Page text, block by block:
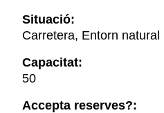
Situació:
Carretera, Entorn natural
Capacitat:
50
Accepta reserves?: